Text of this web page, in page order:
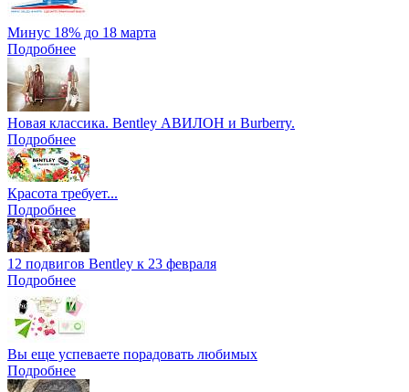
Минус 18% до 18 марта
Подробнее
Новая классика. Bentley АВИЛОН и Burberry.
Подробнее
Красота требует...
Подробнее
12 подвигов Bentley к 23 февраля
Подробнее
Вы еще успеваете порадовать любимых
Подробнее